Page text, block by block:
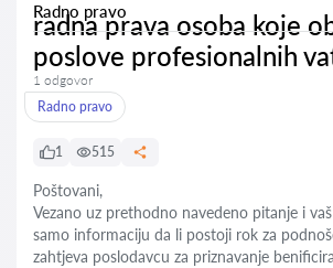
Radno pravo
radna prava osoba koje
poslove profesionalnih
1 odgovor
Radno pravo
1 515
Poštovani,
Vezano uz prethodno navedeno pitanje i
samo informaciju da li postoji rok za
zahtjeva poslodavcu za priznavanje